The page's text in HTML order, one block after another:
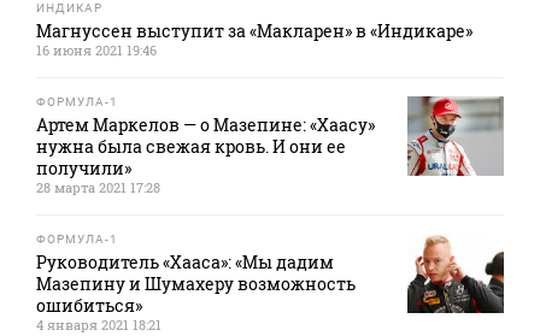
ИНДИКАР
Магнуссен выступит за «Макларен» в «Индикаре»
16 июня 2021 19:46
ФОРМУЛА-1
Артем Маркелов — о Мазепине: «Хаасу»
нужна была свежая кровь. И они ее
получили»
28 марта 2021 17:28
ФОРМУЛА-1
Руководитель «Хааса»: «Мы дадим
Мазепину и Шумахеру возможность
ошибиться»
4 января 2021 18:21